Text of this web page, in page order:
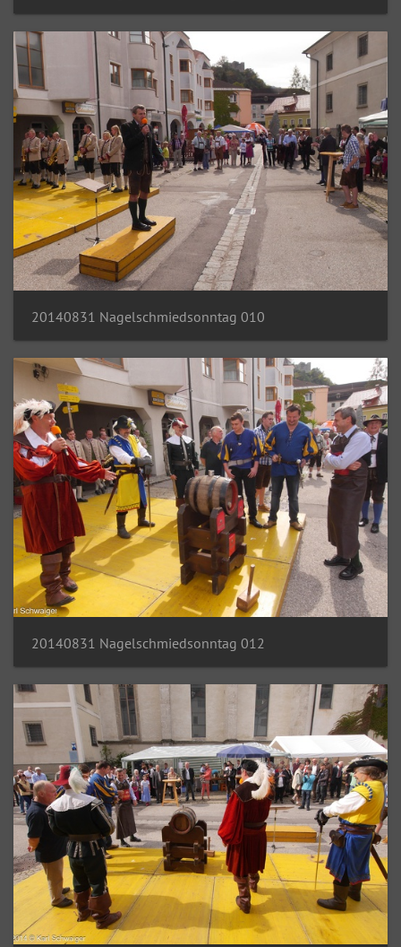
20140831 Nagelschmiedsonntag 010
20140831 Nagelschmiedsonntag 012